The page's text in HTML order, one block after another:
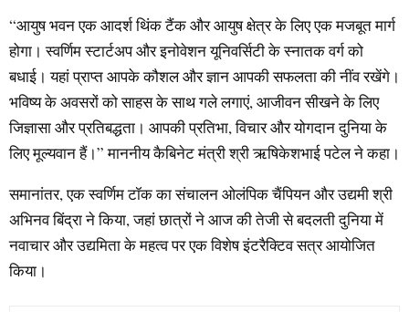
“आयुष भवन एक आदर्श थिंक टैंक और आयुष क्षेत्र के लिए एक मजबूत मार्ग
होगा। स्वर्णिम स्टार्टअप और इनोवेशन यूनिवर्सिटी के स्नातक वर्ग को
बधाई। यहां प्राप्त आपके कौशल और ज्ञान आपकी सफलता की नींव रखेंगे।
भविष्य के अवसरों को साहस के साथ गले लगाएं, आजीवन सीखने के लिए
जिज्ञासा और प्रतिबद्धता। आपकी प्रतिभा, विचार और योगदान दुनिया के
लिए मूल्यवान हैं।” माननीय कैबिनेट मंत्री श्री ऋषिकेशभाई पटेल ने कहा।
समानांतर, एक स्वर्णिम टॉक का संचालन ओलंपिक चैंपियन और उद्यमी श्री
अभिनव बिंद्रा ने किया, जहां छात्रों ने आज की तेजी से बदलती दुनिया में
नवाचार और उद्यमिता के महत्व पर एक विशेष इंटरैक्टिव सत्र आयोजित
किया।